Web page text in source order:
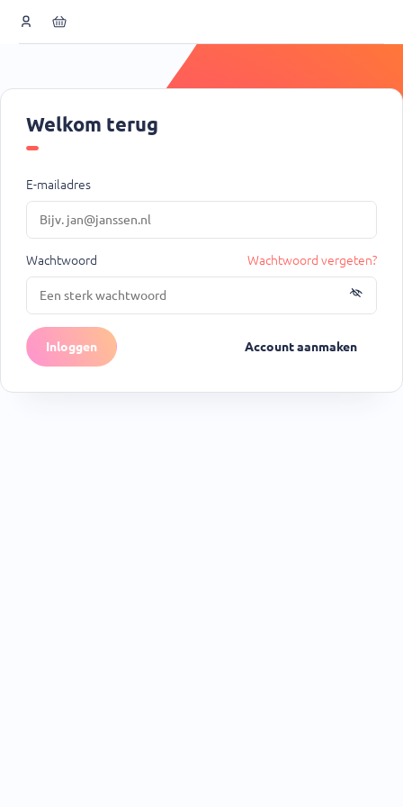
Welkom terug
E-mailadres
Wachtwoord Wachtwoord vergeten?
Inloggen Account aanmaken